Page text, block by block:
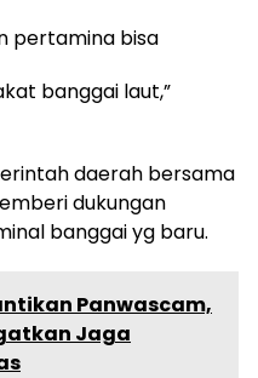
pertamina bisa
banggai laut,”
daerah bersama
dukungan
banggai yg baru.
Panwascam,
Jaga